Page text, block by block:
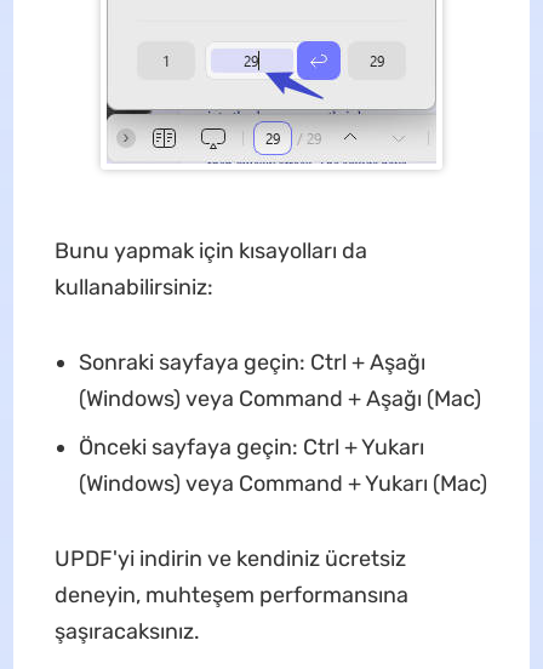
Bunu yapmak için kısayolları da
kullanabilirsiniz:
Sonraki sayfaya geçin: Ctrl + Aşağı
(Windows) veya Command + Aşağı (Mac)
Önceki sayfaya geçin: Ctrl + Yukarı
(Windows) veya Command + Yukarı (Mac)
UPDF'yi indirin ve kendiniz ücretsiz
deneyin, muhteşem performansına
şaşıracaksınız.